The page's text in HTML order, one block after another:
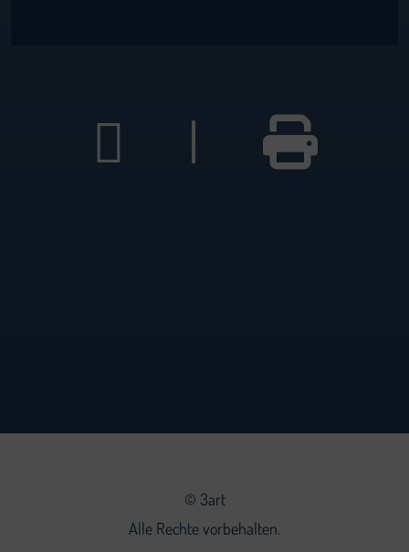
|
© 3art
Alle Rechte vorbehalten.